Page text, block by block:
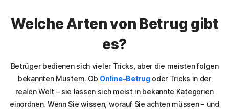
Welche Arten von Betrug gibt
es?
Betrüger bedienen sich vieler Tricks, aber die meisten folgen
bekannten Mustern. Ob Online-Betrugoder Tricks in der
realen Welt – sie lassen sich meist in bekannte Kategorien
einordnen. Wenn Sie wissen, worauf Sie achten müssen – und